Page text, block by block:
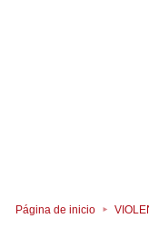
Página de inicio